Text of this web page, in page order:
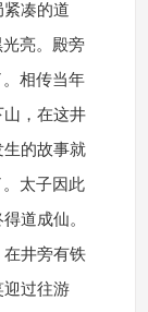
凑的道
亮。殿旁
相传当年
，在这井
的故事就
太子因此
道成仙。
井旁有铁
迎过往游